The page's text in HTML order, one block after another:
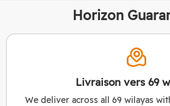
Horizon
Livraison vers 69
We deliver across all 69 wilayas